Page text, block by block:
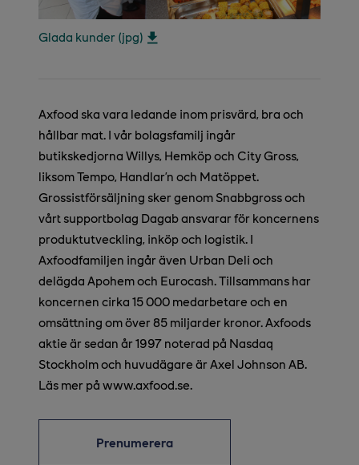
Glada kunder (jpg)
Axfood ska vara ledande inom prisvärd, bra och
hållbar mat. I vår bolagsfamilj ingår
butikskedjorna Willys, Hemköp och City Gross,
liksom Tempo, Handlar’n och Matöppet.
Grossistförsäljning sker genom Snabbgross och
vårt supportbolag Dagab ansvarar för koncernens
produktutveckling, inköp och logistik. I
Axfoodfamiljen ingår även Urban Deli och
delägda Apohem och Eurocash. Tillsammans har
koncernen cirka 15 000 medarbetare och en
omsättning om över 85 miljarder kronor. Axfoods
aktie är sedan år 1997 noterad på Nasdaq
Stockholm och huvudägare är Axel Johnson AB.
Läs mer på www.axfood.se.
Prenumerera